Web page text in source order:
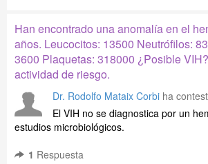
Han encontrado una anomalía en el
años. Leucocitos: 13500 Neutrófilos:
3600 Plaquetas: 318000 ¿Posible
actividad de riesgo.
Dr. Rodolfo Mataix Corbi ha
El VIH no se diagnostica por un
estudios microbiológicos.
1 Respuesta